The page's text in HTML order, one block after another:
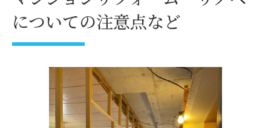
についての注意点など